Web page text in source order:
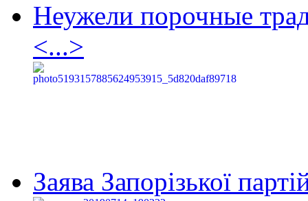
Неужели порочные
<...>
Заява Запорізької